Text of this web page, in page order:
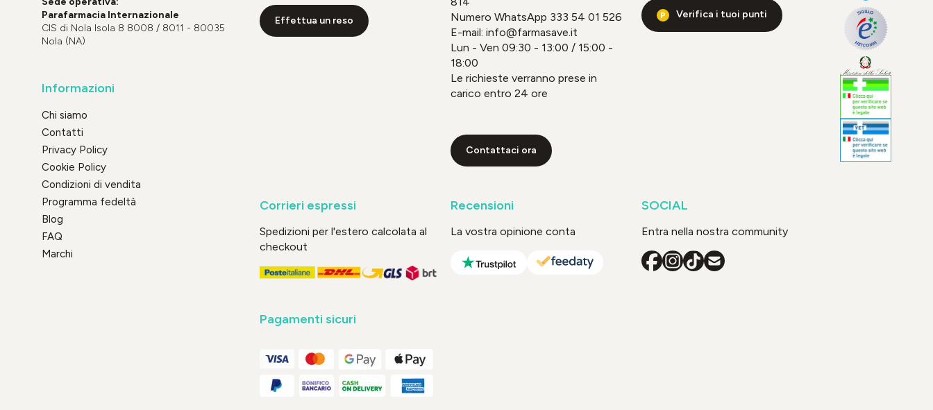
Parafarmacia Internazionale
CIS di Nola Isola 8 8008 / 8011 - 80035
Nola (NA)
Informazioni
Chi siamo
Contatti
Privacy Policy
Cookie Policy
Condizioni di vendita
Programma fedeltà
Blog
FAQ
Marchi
Effettua un reso
Numero WhatsApp 333 54 01 526
E-mail: info@farmasave.it
Lun - Ven 09:30 - 13:00 / 15:00 -
18:00
Le richieste verranno prese in
carico entro 24 ore
Contattaci ora
Verifica i tuoi punti
Corrieri espressi
Spedizioni per l'estero calcolata al
checkout
Recensioni
La vostra opinione conta
SOCIAL
Entra nella nostra community
Pagamenti sicuri